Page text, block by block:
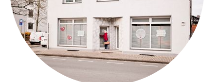
Rückbildungsgymnastik
Babymassage
Teilnahmebedingungen